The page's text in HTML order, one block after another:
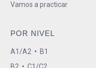
Vamos a practicar
POR NIVEL
A1/A2 • B1